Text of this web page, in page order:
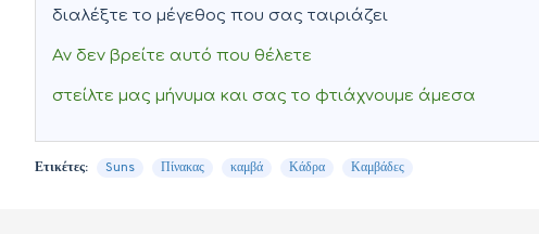
διαλέξτε το μέγεθος που σας ταιριάζει
Αν δεν βρείτε αυτό που θέλετε
στείλτε μας μήνυμα και σας το φτιάχνουμε άμεσα
Ετικέτες: Suns Πίνακας καμβά Κάδρα Καμβάδες